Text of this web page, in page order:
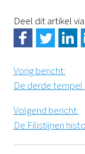
Deel dit artikel via
Vorig bericht:
De derde tempel
Volgend bericht:
De Filistijnen